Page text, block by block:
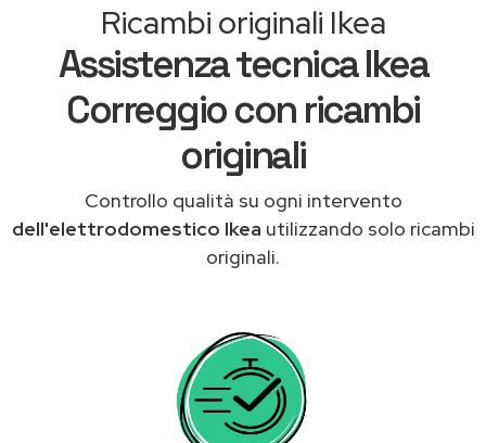
Ricambi originali Ikea
Assistenza tecnica Ikea
Correggio con ricambi
originali
Controllo qualità su ogni intervento
dell'elettrodomestico Ikea utilizzando solo ricambi
originali.